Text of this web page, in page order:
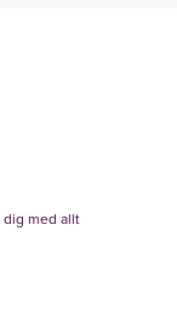
med allt